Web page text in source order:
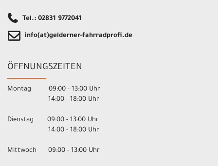
Tel.: 02831 9772041
info(at)gelderner-fahrradprofi.de
ÖFFNUNGSZEITEN
Montag 09:00 - 13:00 Uhr
14:00 - 18:00 Uhr
Dienstag 09:00 - 13:00 Uhr
14:00 - 18:00 Uhr
Mittwoch 09:00 - 13:00 Uhr